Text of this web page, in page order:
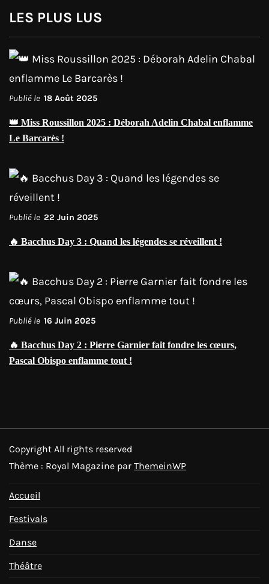
LES PLUS LUS
Publié le 18 Août 2025
👑 Miss Roussillon 2025 : Déborah Adelin Chabal enflamme
Le Barcarès !
Publié le 22 Juin 2025
🔥 Bacchus Day 3 : Quand les légendes se réveillent !
Publié le 16 Juin 2025
🔥 Bacchus Day 2 : Pierre Garnier fait fondre les cœurs,
Pascal Obispo enflamme tout !
Copyright All rights reserved
Thème : Royal Magazine par ThemeinWP
Accueil
Festivals
Danse
Théâtre